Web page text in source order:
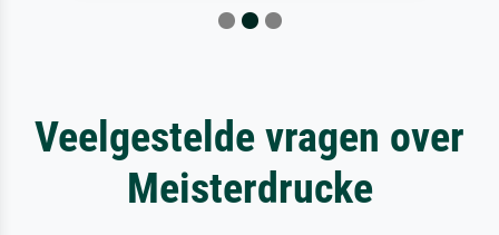
Veelgestelde vragen over
Meisterdrucke